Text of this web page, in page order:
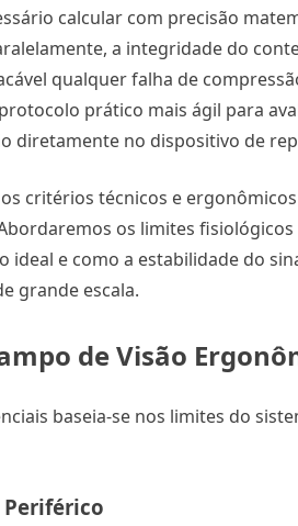
calcular com precisão
a integridade do
qualquer falha de
prático mais ágil para
diretamente no dispositivo de
critérios técnicos e
os limites
ideal e como a estabilidade do
grande escala.
de Visão
baseia-se nos limites do
Periférico